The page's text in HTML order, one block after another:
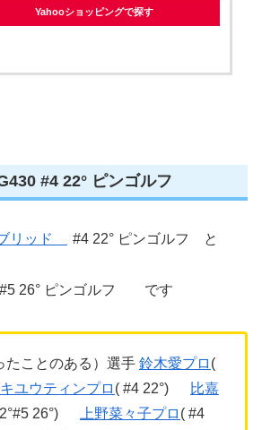
Yahooショッピングで探す
#4 22° ピンゴルフ
リッド #4 22° ピンゴルフ と
#5 26° ピンゴルフ です
たことのある）選手 鈴木愛プロ (
ユウティンプロ ( #4 22°)
比嘉
26°) 上野菜々子プロ ( #4